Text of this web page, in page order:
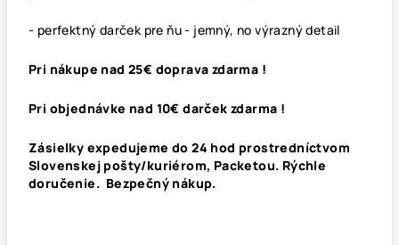
- perfektný darček pre ňu - jemný, no výrazný detail
Pri nákupe nad 25€ doprava zdarma !
Pri objednávke nad 10€ darček zdarma !
Zásielky expedujeme do 24 hod prostredníctvom
Slovenskej pošty/kuriérom, Packetou. Rýchle
doručenie. Bezpečný nákup.